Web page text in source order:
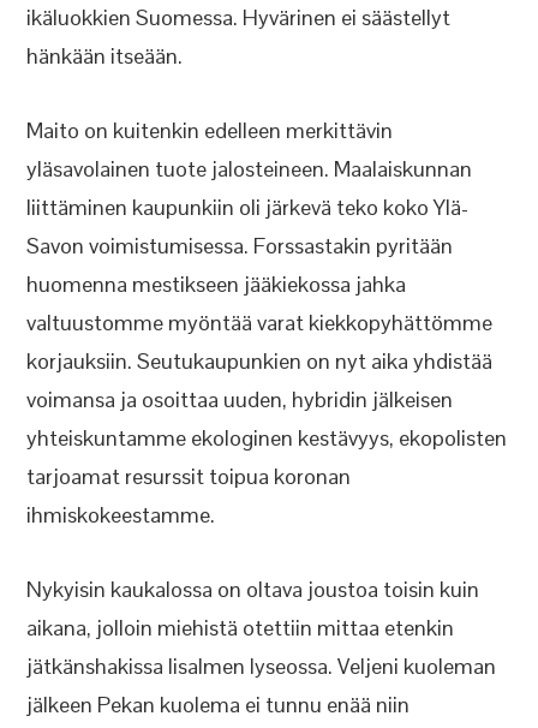
ikäluokkien Suomessa. Hyvärinen ei säästellyt
hänkään itseään.
Maito on kuitenkin edelleen merkittävin
yläsavolainen tuote jalosteineen. Maalaiskunnan
liittäminen kaupunkiin oli järkevä teko koko Ylä-
Savon voimistumisessa. Forssastakin pyritään
huomenna mestikseen jääkiekossa jahka
valtuustomme myöntää varat kiekkopyhättömme
korjauksiin. Seutukaupunkien on nyt aika yhdistää
voimansa ja osoittaa uuden, hybridin jälkeisen
yhteiskuntamme ekologinen kestävyys, ekopolisten
tarjoamat resurssit toipua koronan
ihmiskokeestamme.
Nykyisin kaukalossa on oltava joustoa toisin kuin
aikana, jolloin miehistä otettiin mittaa etenkin
jätkänshakissa Iisalmen lyseossa. Veljeni kuoleman
jälkeen Pekan kuolema ei tunnu enää niin